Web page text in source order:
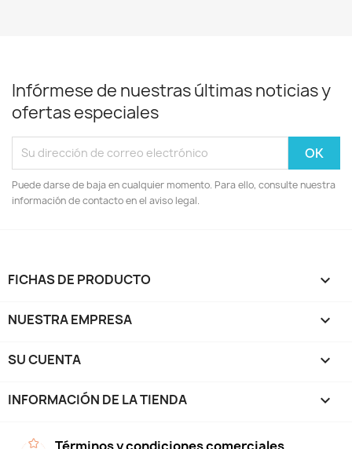
Infórmese de nuestras últimas noticias y
ofertas especiales
Puede darse de baja en cualquier momento. Para ello, consulte nuestra
información de contacto en el aviso legal.
FICHAS DE PRODUCTO 
NUESTRA EMPRESA 
SU CUENTA 
INFORMACIÓN DE LA TIENDA keyboard_arrow_down
Términos y condiciones comerciales